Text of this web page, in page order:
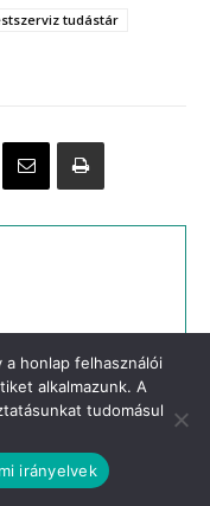
a honlap felhasználói
alkalmazunk. A
tudomásul
irányelvek